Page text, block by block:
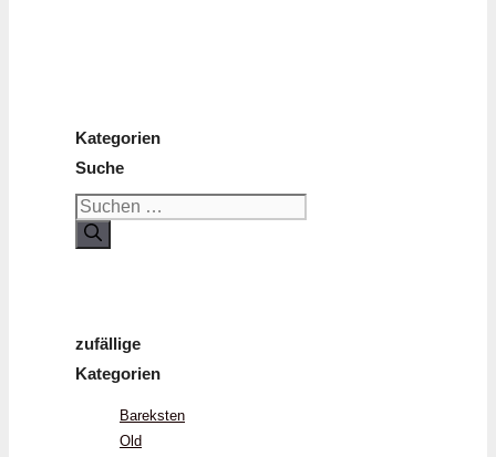
Kategorien
Suche
Suchen
nach:
zufällige
Kategorien
Bareksten
Old